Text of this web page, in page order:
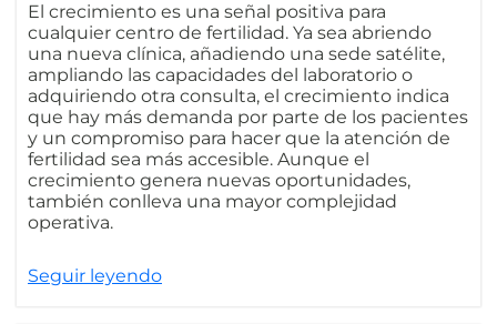
El crecimiento es una señal positiva para
cualquier centro de fertilidad. Ya sea abriendo
una nueva clínica, añadiendo una sede satélite,
ampliando las capacidades del laboratorio o
adquiriendo otra consulta, el crecimiento indica
que hay más demanda por parte de los pacientes
y un compromiso para hacer que la atención de
fertilidad sea más accesible. Aunque el
crecimiento genera nuevas oportunidades,
también conlleva una mayor complejidad
operativa.
Seguir leyendo